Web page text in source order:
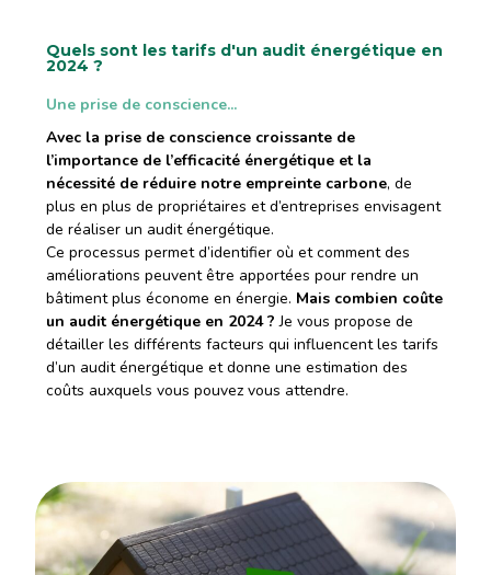
Quels sont les tarifs d'un audit énergétique en
2024 ?
Une prise de conscience...
Avec la prise de conscience croissante de
l’importance de l’efficacité énergétique et la
nécessité de réduire notre empreinte carbone, de
plus en plus de propriétaires et d’entreprises envisagent
de réaliser un audit énergétique.
Ce processus permet d’identifier où et comment des
améliorations peuvent être apportées pour rendre un
bâtiment plus économe en énergie. Mais combien coûte
un audit énergétique en 2024 ? Je vous propose de
détailler les différents facteurs qui influencent les tarifs
d’un audit énergétique et donne une estimation des
coûts auxquels vous pouvez vous attendre.